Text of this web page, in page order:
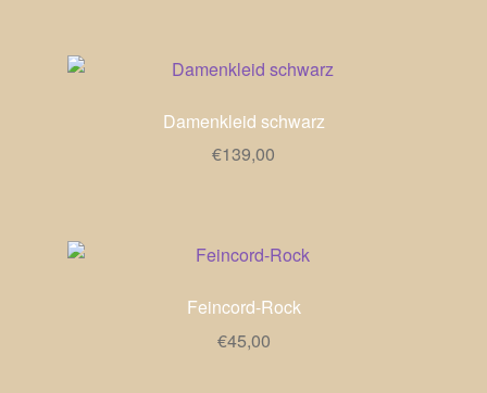
Damenkleid schwarz
€139,00
Feincord-Rock
€45,00